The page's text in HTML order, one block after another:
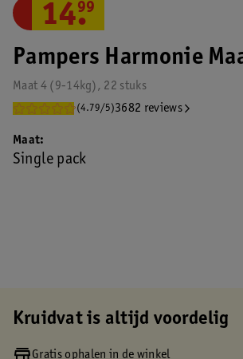
Pampers Harmonie
Maat 4 (9-14kg), 22 stuks
(4.79/5)3682 reviews
14.
99
Maat
Single pack
Kruidvat is altijd voordelig
Gratis ophalen in de winkel